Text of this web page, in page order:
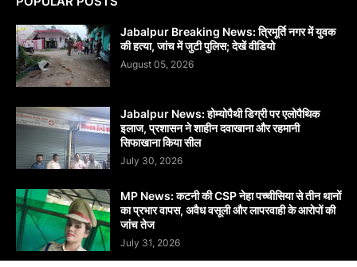
Jabalpur Breaking News: त्रिमूर्ति नगर में युवक
की हत्या, जांच में जुटी पुलिस; देखें वीडियो
August 05, 2026
Jabalpur News: होम्योपैथी डिग्री पर एलोपैथिक
इलाज, प्रशासन ने शाहीन दवाखाना और रहमानी
सिफाखाना किया सील
July 30, 2026
MP News: कटनी की CSP नेहा पच्चीसिया से तीन थानों
का प्रभार वापस, अवैध वसूली और लापरवाही के आरोपों की
जांच तेज
July 31, 2026